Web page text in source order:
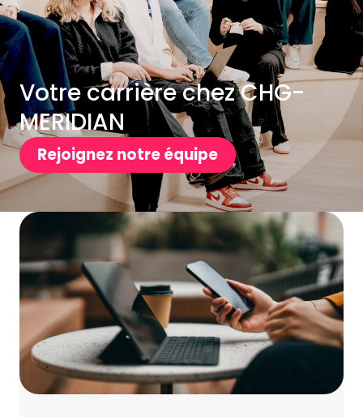
Votre carrière chez CHG-
MERIDIAN
Rejoignez notre équipe